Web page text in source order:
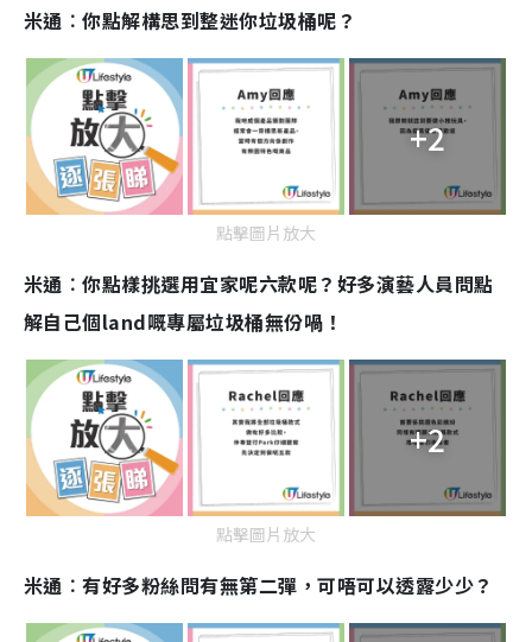
米通︰你點解構思到整迷你垃圾桶呢？
+2
點擊圖片放大
米通︰你點樣挑選用宜家呢六款呢？好多演藝人員問點
解自己個land嘅專屬垃圾桶無份喎！
+2
點擊圖片放大
米通︰有好多粉絲問有無第二彈，可唔可以透露少少？